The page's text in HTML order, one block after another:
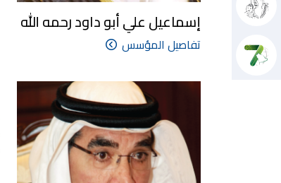
إسماعيل علي أبو داود رحمه الله
تفاصيل المؤسس